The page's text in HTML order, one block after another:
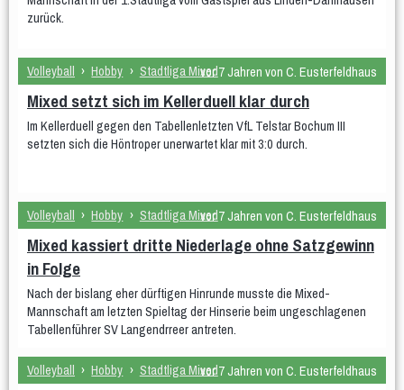
WDM U18 (Mär 2024)
Teams WDM-Magazin
WDM auf Twitch
Spielplan & Ergebnisse Grußworte
Sporthalle & Anreise Unterstützer
Teams Spielplan & Ergebnisse
Grußworte Sporthalle & Anreise
Unterstützer
WDM U15 (Apr 2022)
Teams Spielplan & Ergebnisse
Grußworte Sporthalle & Anreise
zurück.
Volleyball › Hobby › Stadtliga Mixedvor 7 Jahren von C. Eusterfeldhaus
Mixed setzt sich im Kellerduell klar durch
Im Kellerduell gegen den Tabellenletzten VfL Telstar Bochum III
setzten sich die Höntroper unerwartet klar mit 3:0 durch.
Volleyball › Hobby › Stadtliga Mixedvor 7 Jahren von C. Eusterfeldhaus
Mixed kassiert dritte Niederlage ohne Satzgewinn
in Folge
Nach der bislang eher dürftigen Hinrunde musste die Mixed-
Mannschaft am letzten Spieltag der Hinserie beim ungeschlagenen
Tabellenführer SV Langendrreer antreten.
Volleyball › Hobby › Stadtliga Mixedvor 7 Jahren von C. Eusterfeldhaus